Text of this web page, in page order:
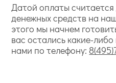
Датой оплаты
денежных средств на
этого мы начнем
вас остались какие-
нами по телефону: